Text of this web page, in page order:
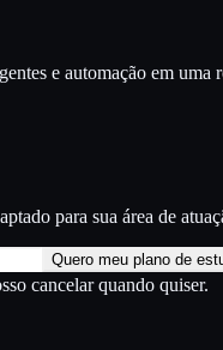
e automação em
para sua área de
Quero meu plano de
cancelar quando quiser.